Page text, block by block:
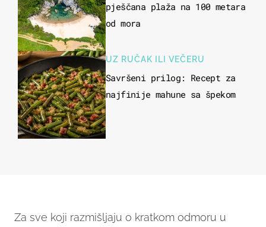
pješčana plaža na 100 metara
od mora
UZ RUČAK ILI VEČERU
Savršeni prilog: Recept za
najfinije mahune sa špekom
Za sve koji razmišljaju o kratkom odmoru u